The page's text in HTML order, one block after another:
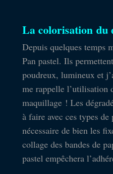
La colorisation du
Depuis quelques temps
Pan pastel. Ils
poudreux, lumineux et
me rappelle l’utilisation
maquillage ! Les
à faire avec ces types
nécessaire de bien les
collage des bandes de
pastel empêchera